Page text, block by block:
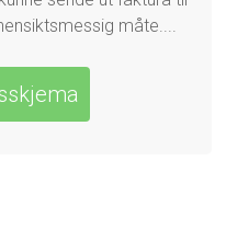
måte....